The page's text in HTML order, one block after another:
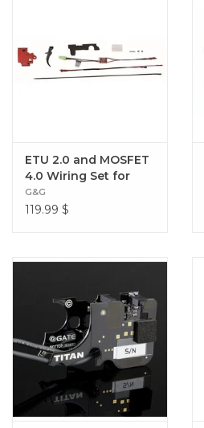
ETU 2.0 and MOSFET
4.0 Wiring Set for
Version 2 AEG
Gearboxes (Rear
G&G
119.99 $